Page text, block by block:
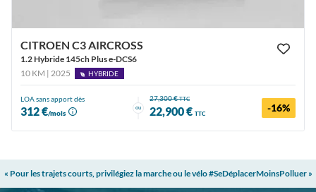
CITROEN C3 AIRCROSS
1.2 Hybride 145ch Plus e-DCS6
10 KM | 2025
HYBRIDE
LOA sans apport dès
312 €/mois
ou
27,300 €TTC
22,900 € TTC -16%
« Pour les trajets courts, privilégiez la marche ou le vélo #SeDéplacerMoinsPolluer »